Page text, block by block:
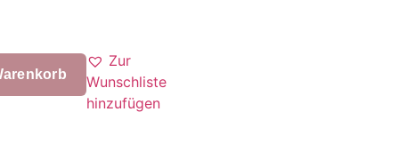
Zur
Wunschliste
hinzufügen